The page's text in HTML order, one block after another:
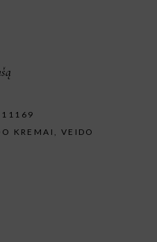
11169
KREMAI
VEIDO